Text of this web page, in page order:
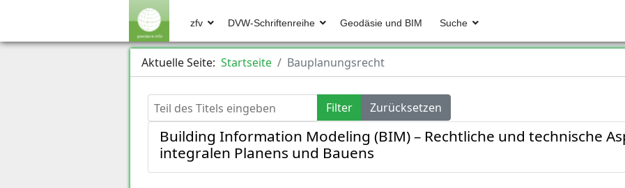
zfv DVW-Schriftenreihe Geodäsie und BIM Suche
Aktuelle Seite: Startseite Bauplanungsrecht
Teil des Titels eingeben Filter Zurücksetzen
Building Information Modeling (BIM) – Rechtliche und technische
integralen Planens und Bauens